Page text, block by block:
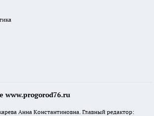
www.progorod76.ru
Анна Константиновна. Главный редактор: